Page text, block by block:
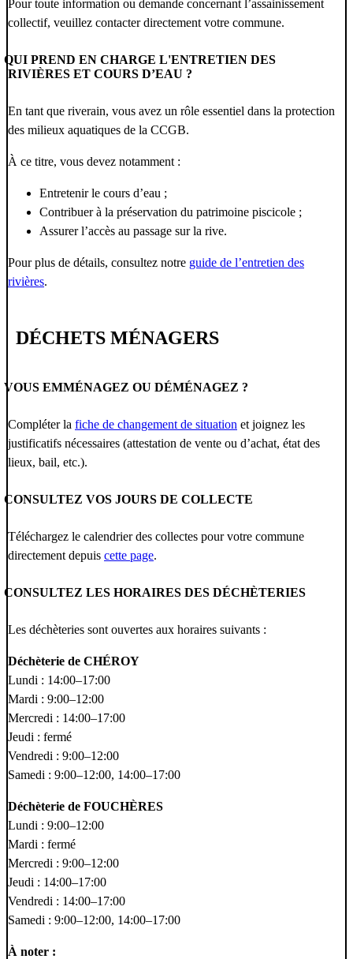
Pour toute information ou demande concernant l’assainissement
collectif, veuillez contacter directement votre commune.
QUI PREND EN CHARGE L'ENTRETIEN DES
RIVIÈRES ET COURS D’EAU ?
En tant que riverain, vous avez un rôle essentiel dans la protection
des milieux aquatiques de la CCGB.
À ce titre, vous devez notamment :
Entretenir le cours d’eau ;
Contribuer à la préservation du patrimoine piscicole ;
Assurer l’accès au passage sur la rive.
Pour plus de détails, consultez notre guide de l’entretien des
rivières.
DÉCHETS MÉNAGERS
VOUS EMMÉNAGEZ OU DÉMÉNAGEZ ?
Compléter la fiche de changement de situation et joignez les
justificatifs nécessaires (attestation de vente ou d’achat, état des
lieux, bail, etc.).
CONSULTEZ VOS JOURS DE COLLECTE
Téléchargez le calendrier des collectes pour votre commune
directement depuis cette page.
CONSULTEZ LES HORAIRES DES DÉCHÈTERIES
Les déchèteries sont ouvertes aux horaires suivants :
Déchèterie de CHÉROY
Lundi : 14:00–17:00
Mardi : 9:00–12:00
Mercredi : 14:00–17:00
Jeudi : fermé
Vendredi : 9:00–12:00
Samedi : 9:00–12:00, 14:00–17:00
Déchèterie de FOUCHÈRES
Lundi : 9:00–12:00
Mardi : fermé
Mercredi : 9:00–12:00
Jeudi : 14:00–17:00
Vendredi : 14:00–17:00
Samedi : 9:00–12:00, 14:00–17:00
À noter :